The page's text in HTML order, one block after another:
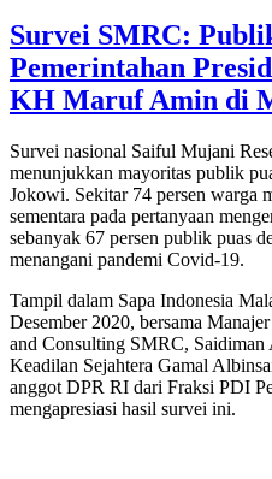
Survei SMRC:
Pemerintahan
KH Maruf Amin di
Survei nasional Saiful Mujani
menunjukkan mayoritas publik
Jokowi. Sekitar 74 persen warga
sementara pada pertanyaan
sebanyak 67 persen publik puas
menangani pandemi Covid-19.
Tampil dalam Sapa Indonesia
Desember 2020, bersama
and Consulting SMRC, Saidiman
Keadilan Sejahtera Gamal
anggot DPR RI dari Fraksi PDI
mengapresiasi hasil survei ini.